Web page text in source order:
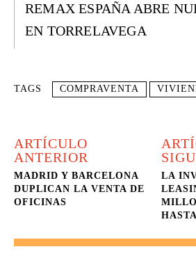
REMAX ESPAÑA ABRE
EN TORRELAVEGA
TAGS COMPRAVENTA
ARTÍCULO
ANTERIOR
MADRID Y BARCELONA
DUPLICAN LA VENTA DE
OFICINAS
LA